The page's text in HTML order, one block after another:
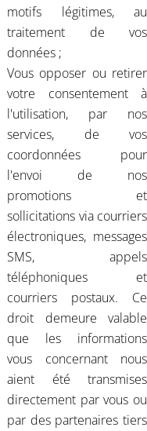
motifs légitimes, au
traitement de vos
données ;
Vous opposer ou retirer
votre consentement à
l'utilisation, par nos
services, de vos
coordonnées pour
l'envoi de nos
promotions et
sollicitations via courriers
électroniques, messages
SMS, appels
téléphoniques et
courriers postaux. Ce
droit demeure valable
que les informations
vous concernant nous
aient été transmises
directement par vous ou
par des partenaires tiers